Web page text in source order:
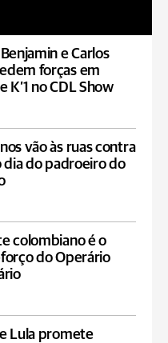
e Carlos
forças em
K’1 no CDL Show
vão às ruas contra
dia do padroeiro do
colombiano é o
do Operário
Lula promete